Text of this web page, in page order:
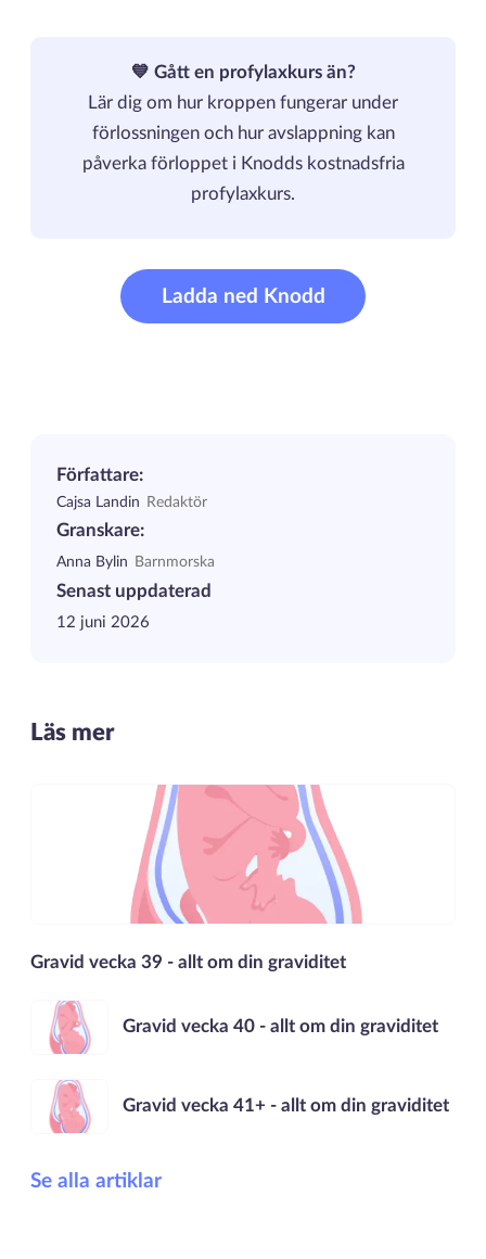
💙 Gått en profylaxkurs än?
Lär dig om hur kroppen fungerar under
förlossningen och hur avslappning kan
påverka förloppet i Knodds kostnadsfria
profylaxkurs.
Ladda ned Knodd
Författare:
Cajsa Landin Redaktör
Granskare:
Anna Bylin Barnmorska
Senast uppdaterad
12 juni 2026
Läs mer
Gravid vecka 39 - allt om din graviditet
Gravid vecka 40 - allt om din graviditet
Gravid vecka 41+ - allt om din graviditet
Se alla artiklar